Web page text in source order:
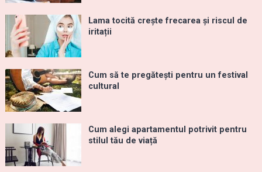
Lama tocită crește frecarea și riscul de
iritații
Cum să te pregătești pentru un festival
cultural
Cum alegi apartamentul potrivit pentru
stilul tău de viață